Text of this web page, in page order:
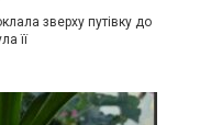
зверху путівку до
її